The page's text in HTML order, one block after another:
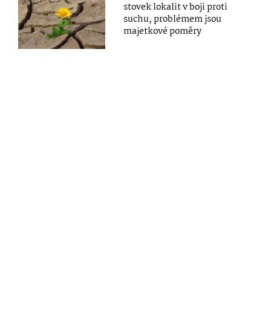
stovek lokalit v boji proti
suchu, problémem jsou
majetkové poměry